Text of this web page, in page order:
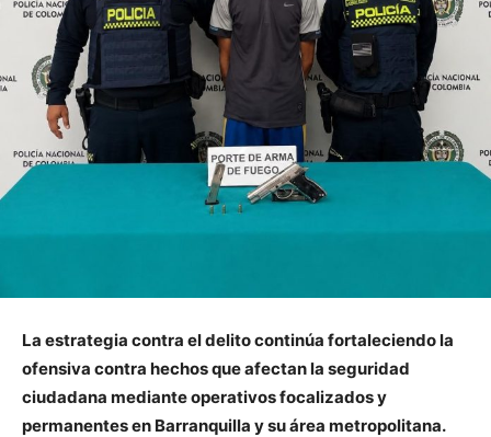
La estrategia contra el delito continúa fortaleciendo la
ofensiva contra hechos que afectan la seguridad
ciudadana mediante operativos focalizados y
permanentes en Barranquilla y su área metropolitana.